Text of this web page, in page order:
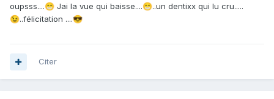
oupsss....😁 Jai la vue qui baisse....😁..un dentixx qui lu cru.....
😉..félicitation ....😎
Citer